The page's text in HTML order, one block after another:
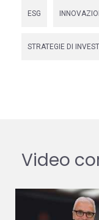
ESG
STRATEGIE DI
Video